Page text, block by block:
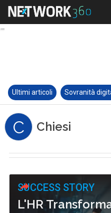
Ultimi articoli Sovranità
C Chiesi
SUCCESS STORY
L'HR